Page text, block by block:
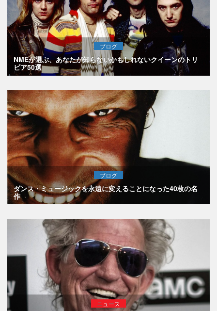
ブログ
NMEが選ぶ、あなたが知らないかもしれないクイーンのトリ
ビア50選
ブログ
ダンス・ミュージックを永遠に変えることになった40枚の名
作
ニュース